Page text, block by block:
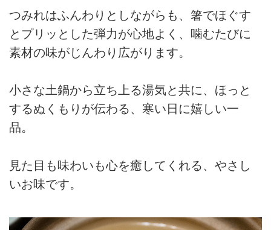
つみれはふんわりとしながらも、箸でほぐす
とプリッとした弾力が心地よく、噛むたびに
素材の味がじんわり広がります。
小さな土鍋から立ち上る湯気と共に、ほっと
するぬくもりが伝わる、寒い日に嬉しい一
品。
見た目も味わいも心を癒してくれる、やさし
いお味です。